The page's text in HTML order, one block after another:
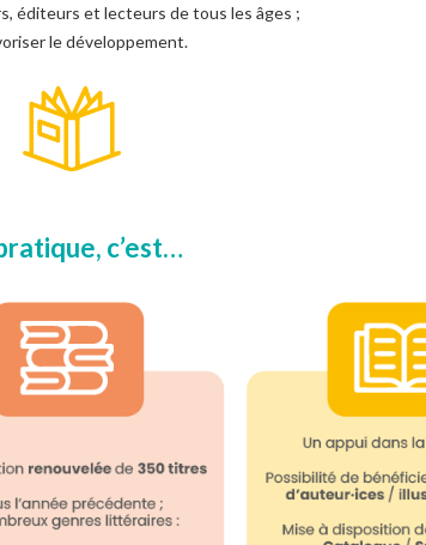
éditeurs et lecteurs de tous les âges ;
le développement.
c’est…